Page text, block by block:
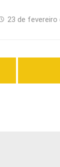
23 de fevereiro